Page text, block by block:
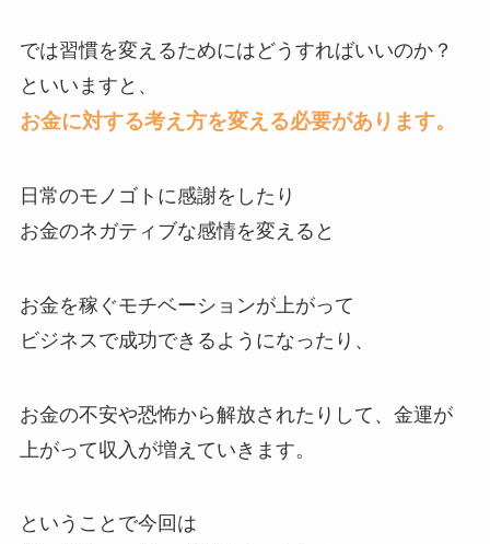
では習慣を変えるためにはどうすればいいのか？
といいますと、
お金に対する考え方を変える必要があります。
日常のモノゴトに感謝をしたり
お金のネガティブな感情を変えると
お金を稼ぐモチベーションが上がって
ビジネスで成功できるようになったり、
お金の不安や恐怖から解放されたりして、金運が
上がって収入が増えていきます。
ということで今回は